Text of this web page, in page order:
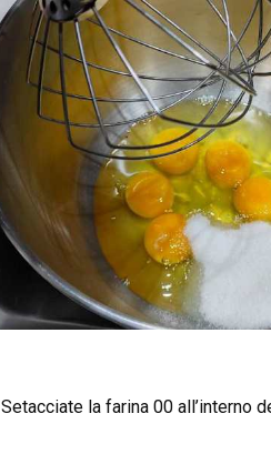
Setacciate la farina 00 all’interno